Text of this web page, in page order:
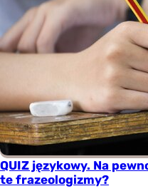
QUIZ językowy. Na
te frazeologizmy?